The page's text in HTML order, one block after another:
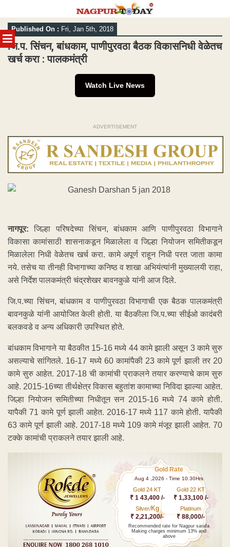
MENU
Skip
to
content
Published On : Fri, Jan 5th, 2018
जि.प. सिंचन, बांधकाम, पाणीपुरवठा बैठक विकासनिधी वेळेतच
खर्च करा : पालकमंत्री
Watch Live News
ADVERTISEMENT
नागपूर: जिल्हा परिषदेच्या सिंचन, बांधकाम आणि पाणीपुरवठा विभागाने
विकासा कामांसाठी शासनाकडून मिळालेला व जिल्हा नियोजन समितीकडून
मिळालेला निधी वेळेतच खर्च करा. कामे अपूर्ण राहून निधी परत जाता कामा
नये. तसेच या तीनही विभागाच्या कनिष्ठ व शाखा अभियंत्यांनी मुख्यालयी राहा,
असे निर्देश पालकमंत्री चंद्रशेखर बावनकुळे यांनी आज दिले.
जि.प.च्या सिंचन, बांधकाम व पाणीपुरवठा विभागाची एक बैठक पालकमंत्री
बावनकुळे यांनी आयोजित केली होती. या बैठकीला जि.प.च्या सीईओ कादंबरी
बलकवडे व अन्य अधिकारी उपस्थित होते.
बांधकाम विभागाने या बैठकीत 15-16 मध्ये 44 कामे झाली असून 3 कामे सुरु
असल्याचे सांगितले. 16-17 मध्ये 60 कामांपैकी 23 कामे पूर्ण झाली तर 20
कामे सुरु आहेत. 2017-18 ची कामांची प्राकलने तयार करण्याचे काम सुरु
आहे. 2015-16च्या तीर्थक्षेत्र विकास बहुतांश कामाच्या निविदा झाल्या आहेत.
जिल्हा नियोजन समितीच्या निधीतून सन 2015-16 मध्ये 74 कामे होती.
यापैकी 71 कामे पूर्ण झाली आहेत. 2016-17 मध्ये 117 कामे होती. यापैकी
63 कामे पूर्ण झाली आहे. 2017-18 मध्ये 109 कामे मंजूर झाली आहेत. 70
टक्के कामांची प्राकलने तयार झाली आहे.
Gold Rate
Aug 4 ,2026 - Time 10.30Hrs
Gold 24 KT
₹ 1 43,400 /-
Gold 22 KT
₹ 1,33,100 /-
Silver/Kg
₹ 2,21,200/-
Platinum
₹ 88,000/-
Recommended rate for Nagpur sarafa
Making charges minimum 13% and
above